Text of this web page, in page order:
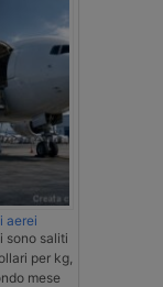
aerei
sono saliti
per kg,
mese